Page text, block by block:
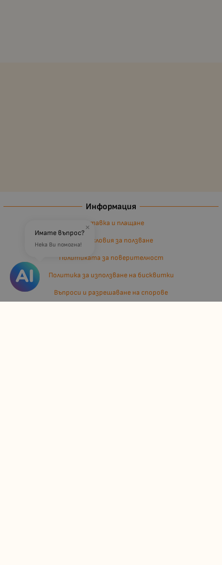
Информация
Доставка и плащане
Общи условия за ползване
Политиката за поверителност
Политика за използване на бисквитки
Въпроси и разрешаване на спорове
×
Имате въпрос?
Нека Ви помогна!